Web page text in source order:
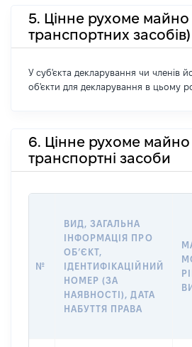
5. Цінне рухоме майно
транспортних засобів)
У суб'єкта декларування чи членів
об'єкти для декларування в цьому
6. Цінне рухоме майно
транспортні засоби
№
ВИД, ЗАГАЛЬНА
ІНФОРМАЦІЯ ПРО
ОБʼЄКТ,
ІДЕНТИФІКАЦІЙНИЙ
НОМЕР (ЗА
НАЯВНОСТІ), ДАТА
НАБУТТЯ ПРАВА